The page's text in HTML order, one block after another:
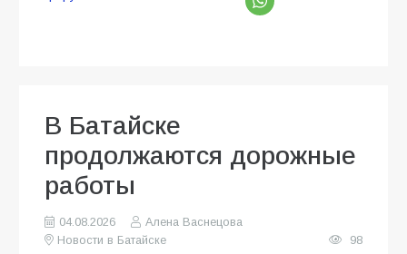
В Батайске
продолжаются дорожные
работы
04.08.2026
Алена Васнецова
Новости в Батайске
98